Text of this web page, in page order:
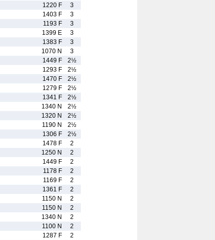
1220 F
3
1403 F
3
1193 F
3
1399 E
3
1383 F
3
1070 N
3
1449 F
2½
1293 F
2½
1470 F
2½
1279 F
2½
1341 F
2½
1340 N
2½
1320 N
2½
1190 N
2½
1306 F
2½
1478 F
2
1250 N
2
1449 F
2
1178 F
2
1169 F
2
1361 F
2
1150 N
2
1150 N
2
1340 N
2
1100 N
2
1287 F
2